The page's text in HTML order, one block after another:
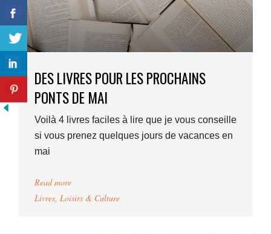
DES LIVRES POUR LES PROCHAINS
PONTS DE MAI
Voilà 4 livres faciles à lire que je vous conseille
si vous prenez quelques jours de vacances en
mai
Read more
Livres, Loisirs & Culture